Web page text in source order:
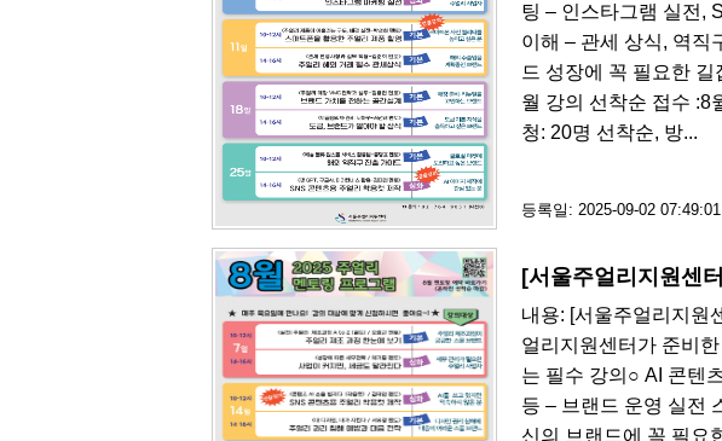
팅 – 인스타그램 실전,
이해 – 관세 상식, 역직
드 성장에 꼭 필요한
월 강의 선착순 접수
청: 20명 선착순, 방...
등록일: 2025-09-02 07:49:01
[서울주얼리지원센
내용: [서울주얼리지원
얼리지원센터가 준비
는 필수 강의○​ AI 콘텐
등 – 브랜드 운영 실전
신의 브랜드에 꼭 필